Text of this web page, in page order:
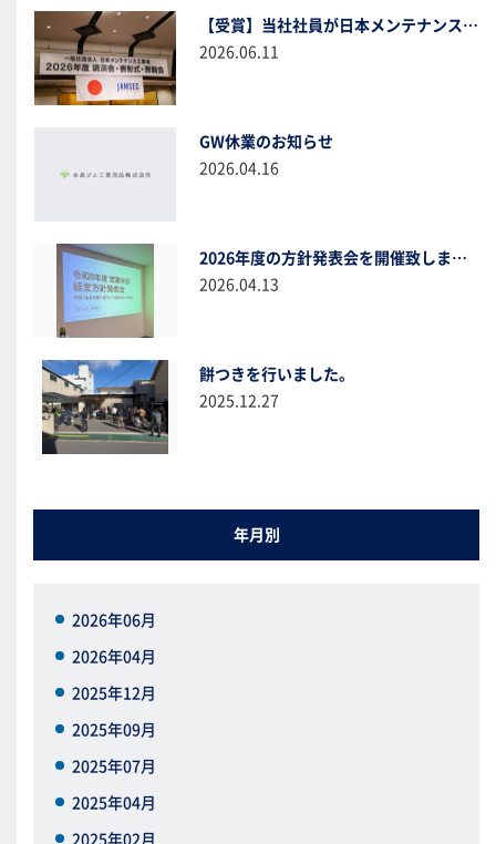
【受賞】当社社員が日本メンテナンス工業会より「メンテナンススペシャリスト」として表彰されました
2026.06.11
GW休業のお知らせ
2026.04.16
2026年度の方針発表会を開催致しました。
2026.04.13
餅つきを行いました。
2025.12.27
年月別
2026年06月
2026年04月
2025年12月
2025年09月
2025年07月
2025年04月
2025年02月